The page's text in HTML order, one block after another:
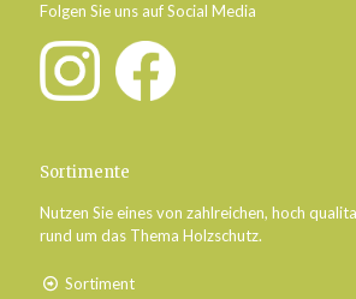
Folgen Sie uns auf Social Media
Sortimente
Nutzen Sie eines von zahlreichen, hoch
rund um das Thema Holzschutz.
Sortiment